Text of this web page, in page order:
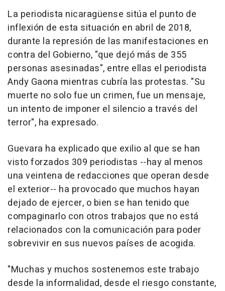
La periodista nicaragüense sitúa el punto de
inflexión de esta situación en abril de 2018,
durante la represión de las manifestaciones en
contra del Gobierno, "que dejó más de 355
personas asesinadas", entre ellas el periodista
Andy Gaona mientras cubría las protestas. "Su
muerte no solo fue un crimen, fue un mensaje,
un intento de imponer el silencio a través del
terror", ha expresado.
Guevara ha explicado que exilio al que se han
visto forzados 309 periodistas --hay al menos
una veintena de redacciones que operan desde
el exterior-- ha provocado que muchos hayan
dejado de ejercer, o bien se han tenido que
compaginarlo con otros trabajos que no está
relacionados con la comunicación para poder
sobrevivir en sus nuevos países de acogida.
"Muchas y muchos sostenemos este trabajo
desde la informalidad, desde el riesgo constante,